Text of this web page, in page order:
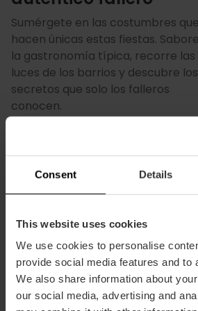
Consent Details
This website uses cookies
We use cookies to personalise
provide social media features and to
We also share information about
our social media, advertising and
Sumérgete en las costumbres que
hacen únicas estas fiestas.
la gastronomía típica, recorre las
luces de los barrios y descubre los
secretos que solo los falleros
conocen.